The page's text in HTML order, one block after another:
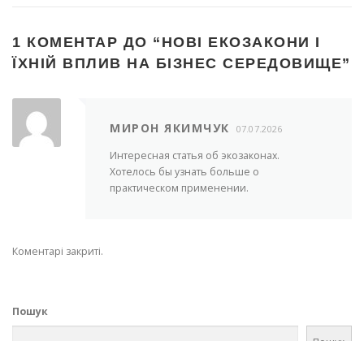
1 КОМЕНТАР ДО “ НОВІ ЕКОЗАКОНИ І
ЇХНІЙ ВПЛИВ НА БІЗНЕС СЕРЕДОВИЩЕ”
МИРОН ЯКИМЧУК 07.07.2026
Интересная статья об экозаконах.
Хотелось бы узнать больше о
практическом применении.
Коментарі закриті.
Пошук